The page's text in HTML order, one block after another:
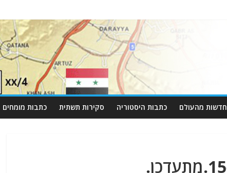
חדשות מהעולם כתבות היסטוריה סקירות תשתית כתבות מומחים